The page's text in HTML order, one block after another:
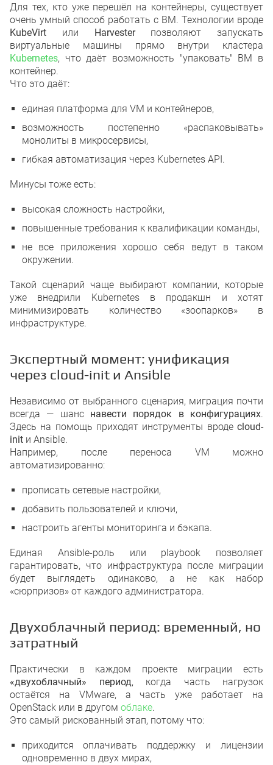
Для тех, кто уже перешёл на контейнеры, существует
очень умный способ работать с ВМ. Технологии вроде
KubeVirt или Harvesterпозволяют запускать
виртуальные машины прямо внутри кластера
Kubernetes, что даёт возможность "упаковать" ВМ в
контейнер.
Что это даёт:
единая платформа для VM и контейнеров,
возможность постепенно «распаковывать»
монолиты в микросервисы,
гибкая автоматизация через Kubernetes API.
Минусы тоже есть:
высокая сложность настройки,
повышенные требования к квалификации команды,
не все приложения хорошо себя ведут в таком
окружении.
Такой сценарий чаще выбирают компании, которые
уже внедрили Kubernetes в продакшн и хотят
минимизировать количество «зоопарков» в
инфраструктуре.
Экспертный момент: унификация
через cloud-init и Ansible
Независимо от выбранного сценария, миграция почти
всегда — шанс навести порядок в конфигурациях.
Здесь на помощь приходят инструменты вроде cloud-
init и Ansible.
Например, после переноса VM можно
автоматизированно:
прописать сетевые настройки,
добавить пользователей и ключи,
настроить агенты мониторинга и бэкапа.
Единая Ansible-роль или playbook позволяет
гарантировать, что инфраструктура после миграции
будет выглядеть одинаково, а не как набор
«сюрпризов» от каждого администратора.
Двухоблачный период: временный, но
затратный
Практически в каждом проекте миграции есть
«двухоблачный» период, когда часть нагрузок
остаётся на VMware, а часть уже работает на
OpenStack или в другом облаке.
Это самый рискованный этап, потому что:
приходится оплачивать поддержку и лицензии
одновременно в двух мирах,